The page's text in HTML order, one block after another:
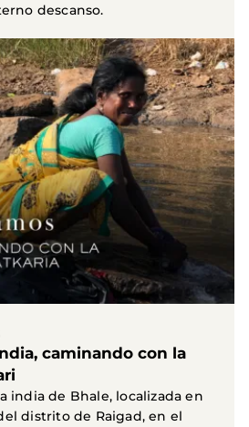
descanso.
caminando con la
india de Bhale, localizada en
distrito de Raigad, en el